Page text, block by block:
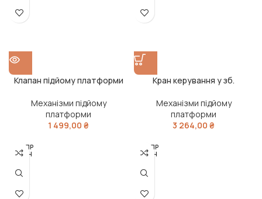
Клапан підйому платформи
Механізми підйому
платформи
1 499,00 ₴
Кран керування у зб.
Механізми підйому
платформи
3 264,00 ₴
РОЗПР
ОДАН
РОЗПР
ОДАН